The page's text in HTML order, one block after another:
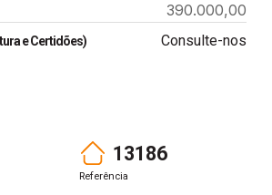
390.000,00
e Certidões) Consulte-nos
13186
Referência